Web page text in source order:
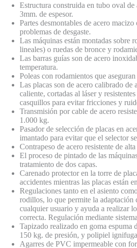
Estructura construida en tubo oval de
3mm. de espesor.
Partes desmontables de acero
problemas de desgaste.
Las máquinas están montadas sobre
lineales) o ruedas de bronce y
Las barras guías son de acero
temperatura.
Poleas con rodamientos que
Las placas son de acero calibrado de
caliente, cortadas al láser y
casquillos para evitar fricciones y
Transmisión por cable de acero
1.000 kg.
Pasador de selección de placas en
imantado para evitar que el selector
Contrapeso de acero resistente de
El proceso de pintado de las
tratamiento de dos capas.
Carenado protector en la torre de
accidentes mientras las placas están
Regulaciones tanto en el asiento
rodillos, lo que permite la adaptación
cualquier usuario y ayuda a realizar
correcta. Regulación mediante
Tapizado realizado en goma espuma
150 kg. de presión, y polipiel
Agarres de PVC impermeable con